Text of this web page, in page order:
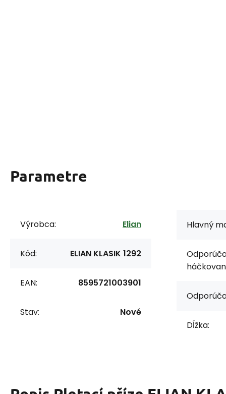
Parametre
Výrobca: Elian
Kód: ELIAN KLASIK 1292
EAN: 8595721003901
Stav: Nové
Hlavný
Dĺžka: